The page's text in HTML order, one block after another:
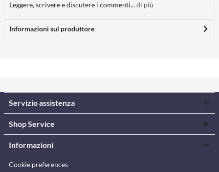
Leggere, scrivere e discutere i commenti...di più
Informazioni sul produttore
Servizio assistenza
Shop Service
Informazioni
Cookie preferences